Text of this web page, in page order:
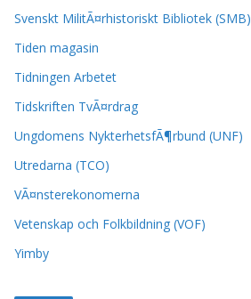
Svenskt MilitÃ¤rhistoriskt Bibliotek (SMB)
Tiden magasin
Tidningen Arbetet
Tidskriften TvÃ¤rdrag
Ungdomens NykterhetsfÃ¶rbund (UNF)
Utredarna (TCO)
VÃ¤nsterekonomerna
Vetenskap och Folkbildning (VOF)
Yimby